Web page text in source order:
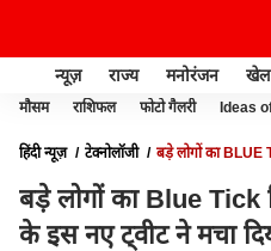
न्यूज़ राज्य मनोरंजन खेल
मौसम राशिफल फोटो गैलरी Ideas
हिंदी न्यूज़ टेक्नोलॉजी
बड़े लोगों का BLUE
बड़े लोगों का Blue Tick
के इस नए ट्वीट ने मचा